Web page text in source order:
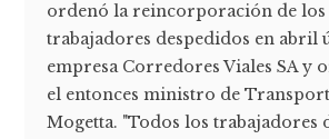
ordenó la reincorporación de los
trabajadores despedidos en abril
empresa Corredores Viales SA y
el entonces ministro de
Mogetta. "Todos los trabajadores